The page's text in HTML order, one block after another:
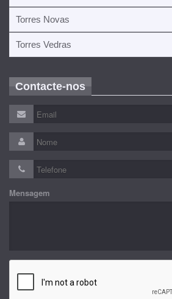
Torres Novas
Torres Vedras
Contacte-nos
Mensagem